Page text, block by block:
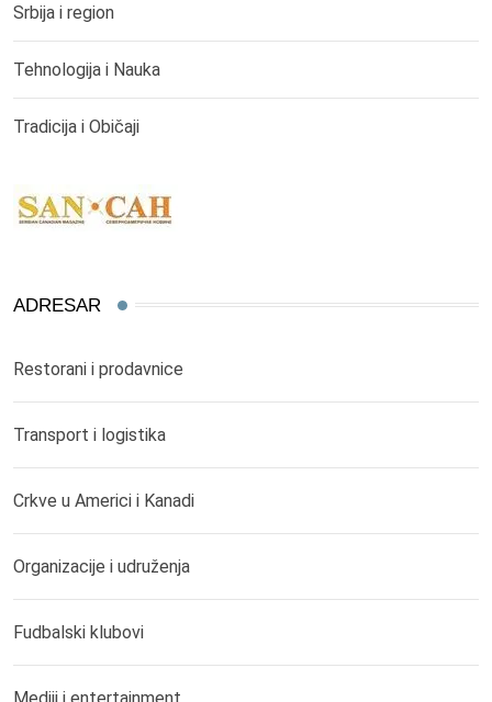
Srbija i region
Tehnologija i Nauka
Tradicija i Običaji
ADRESAR
Restorani i prodavnice
Transport i logistika
Crkve u Americi i Kanadi
Organizacije i udruženja
Fudbalski klubovi
Mediji i entertainment